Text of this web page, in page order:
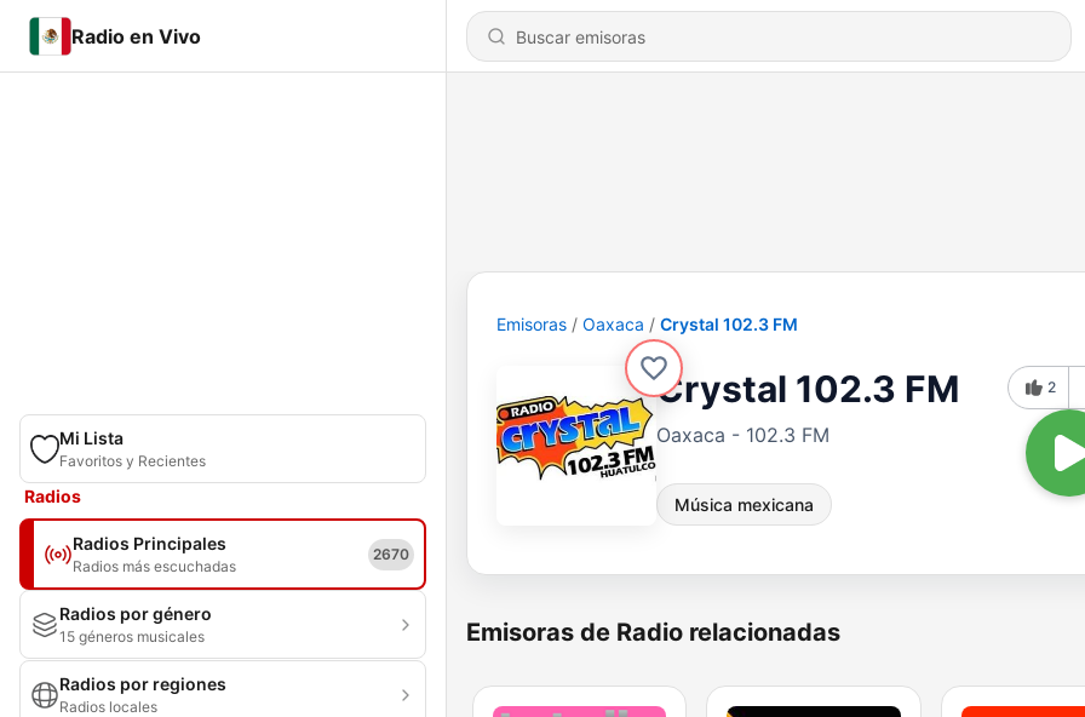
Radio en Vivo
Mi Lista
Favoritos y Recientes
Radios
Radios Principales
Radios más escuchadas
2670
Radios por género
15 géneros musicales
Radios por regiones
Radios locales
Emisoras Oaxaca Crystal 102.3 FM
Crystal 102.3 FM
Oaxaca - 102.3 FM
Música mexicana
2
Emisoras de Radio relacionadas